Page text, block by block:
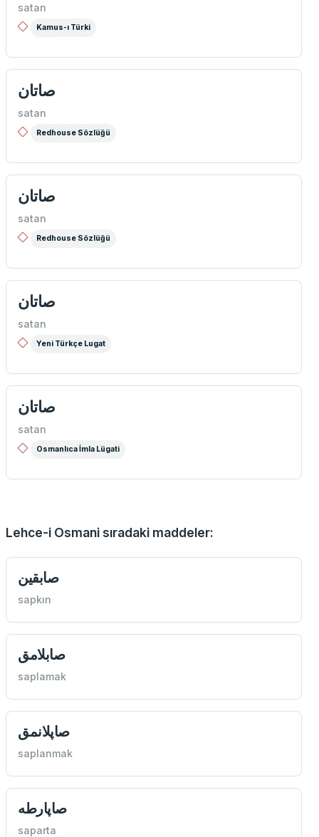
satan
Kamus-ı Türki
صاتان
satan
Redhouse Sözlüğü
صاتان
satan
Redhouse Sözlüğü
صاتان
satan
Yeni Türkçe Lugat
صاتان
satan
Osmanlıca İmla Lügati
Lehce-i Osmani sıradaki maddeler:
صابقين
sapkın
صابلامق
saplamak
صاپلانمق
saplanmak
صاپارطه
saparta